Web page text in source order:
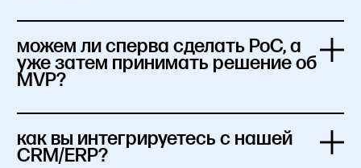
можем ли сперва сделать PoC, а
уже затем принимать решение об
MVP?
как вы интегрируетесь с нашей
CRM/ERP?